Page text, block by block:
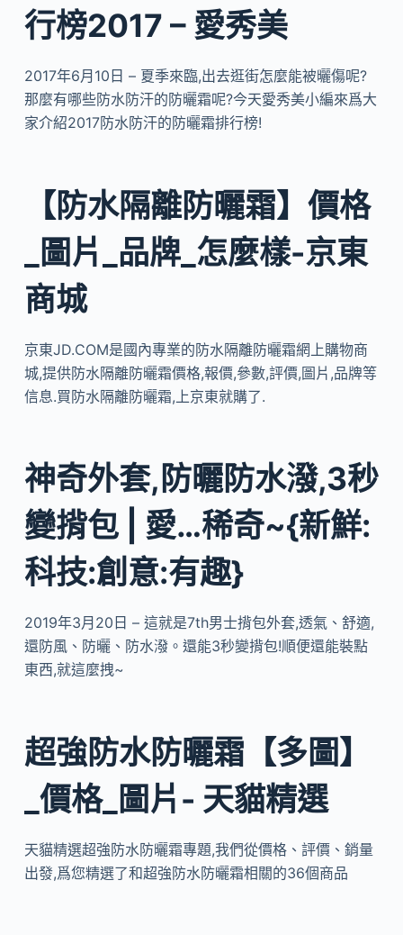
行榜2017 – 愛秀美
2017年6月10日 – 夏季來臨,出去逛街怎麼能被曬傷呢?
那麼有哪些防水防汗的防曬霜呢?今天愛秀美小編來爲大
家介紹2017防水防汗的防曬霜排行榜!
【防水隔離防曬霜】價格
_圖片_品牌_怎麼樣-京東
商城
京東JD.COM是國內專業的防水隔離防曬霜網上購物商
城,提供防水隔離防曬霜價格,報價,參數,評價,圖片,品牌等
信息.買防水隔離防曬霜,上京東就購了.
神奇外套,防曬防水潑,3秒
變揹包 | 愛…稀奇~{新鮮:
科技:創意:有趣}
2019年3月20日 – 這就是7th男士揹包外套,透氣、舒適,
還防風、防曬、防水潑。還能3秒變揹包!順便還能裝點
東西,就這麼拽~
超強防水防曬霜【多圖】
_價格_圖片- 天貓精選
天貓精選超強防水防曬霜專題,我們從價格、評價、銷量
出發,爲您精選了和超強防水防曬霜相關的36個商品